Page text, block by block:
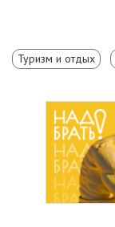
Туризм и отдых